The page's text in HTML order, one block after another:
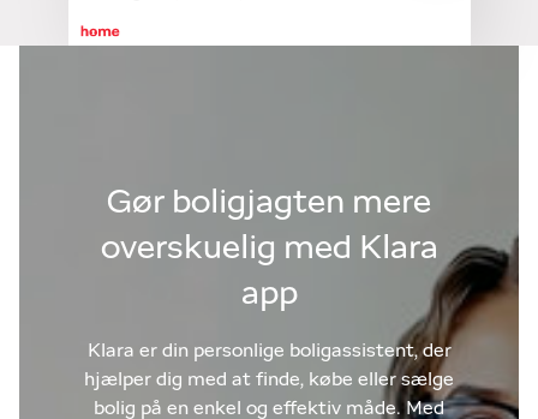
Gør boligjagten mere
overskuelig med Klara
app
Klara er din personlige boligassistent, der
hjælper dig med at finde, købe eller sælge
bolig på en enkel og effektiv måde. Med